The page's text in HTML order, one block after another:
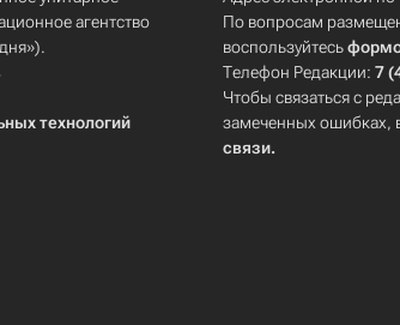
агентство
технологий
По вопросам
воспользуйтесь
Телефон Редакции:7
Чтобы связаться с
замеченных ошибках,
связи.